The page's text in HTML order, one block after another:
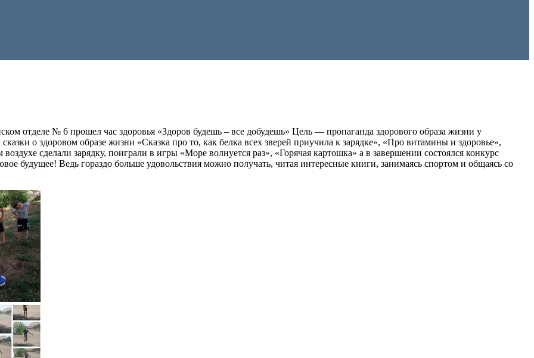
отделе № 6 прошел час здоровья «Здоров будешь – все добудешь» Цель — пропаганда здорового образа жизни у
о здоровом образе жизни «Сказка про то, как белка всех зверей приучила к зарядке», «Про витамины и здоровье»,
сделали зарядку, поиграли в игры «Море волнуется раз», «Горячая картошка» а в завершении состоялся конкурс
будущее! Ведь гораздо больше удовольствия можно получать, читая интересные книги, занимаясь спортом и общаясь со